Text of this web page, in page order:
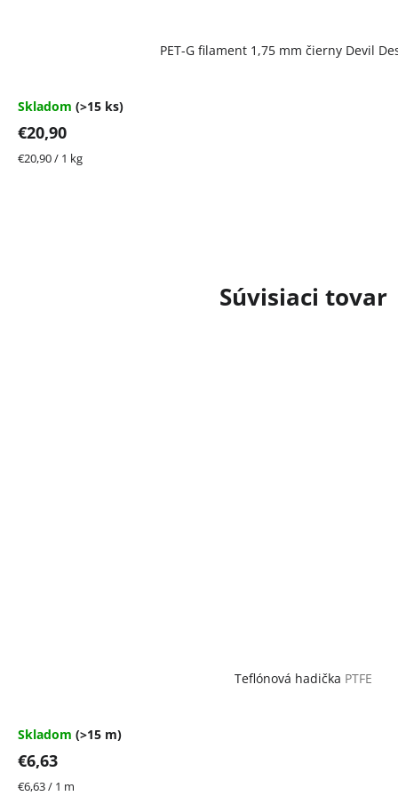
Súvisiaci tovar
Teflónová hadička PTFE
Skladom (>15 m)
€6,63
Jednotková
€6,63 / 1 m
PET-G filament 1,75 mm čierny Devil
4,4
5
hviezdičiek.
Skladom (>15 ks)
€20,90
Jednotková
€20,90 / 1 kg